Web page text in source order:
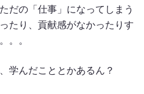
だの「仕事」になってしまう
たり、貢献感がなかったりす
。。
学んだこととかあるん？